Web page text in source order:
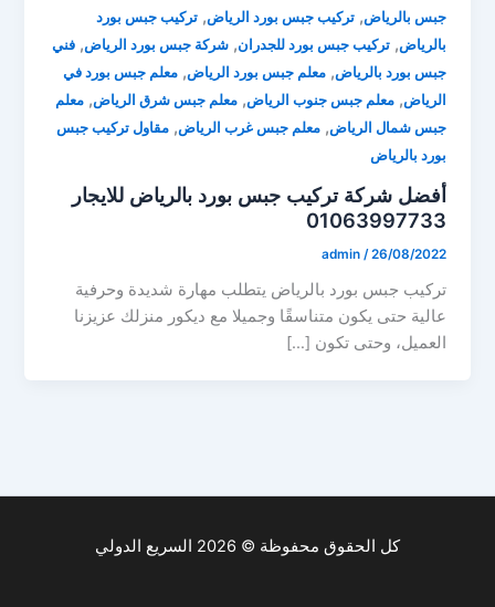
جبس بالرياض,تركيب جبس بورد الرياض,تركيب جبس بورد
بالرياض,تركيب جبس بورد للجدران,شركة جبس بورد الرياض,فني
جبس بورد بالرياض,معلم جبس بورد الرياض,معلم جبس بورد في
الرياض,معلم جبس جنوب الرياض,معلم جبس شرق الرياض,معلم
جبس شمال الرياض,معلم جبس غرب الرياض,مقاول تركيب جبس
بورد بالرياض
أفضل شركة تركيب جبس بورد بالرياض للايجار
01063997733
admin /26/08/2022
تركيب جبس بورد بالرياض يتطلب مهارة شديدة وحرفية
عالية حتى يكون متناسقًا وجميلا مع ديكور منزلك عزيزنا
العميل، وحتى تكون […]
كل الحقوق محفوظة © 2026 السريع الدولي